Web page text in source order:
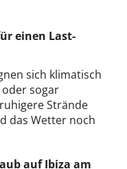
einen Last-
sich klimatisch
sogar
Strände
das Wetter noch
auf Ibiza am